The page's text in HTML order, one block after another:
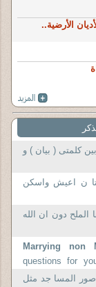
الأرضية..
كلمتى ( بيان ) و
ن اعيش واسكن
الملح دون ان الله
Marrying non
questions for
scholar, I
المسا جد مثل